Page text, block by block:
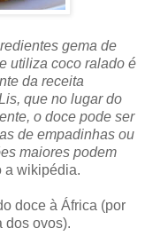
gema de
utiliza coco ralado é
da receita
que no lugar do
o doce pode ser
de empadinhas ou
maiores podem
a wikipédia.
doce à África (por
dos ovos).